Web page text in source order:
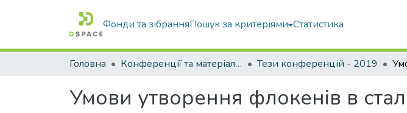
Фонди та зібранняПошук за критеріями Статистика
Головна Конференції та матеріали конференцій Тези конференцій - 2019
Умови утворення флокенів в